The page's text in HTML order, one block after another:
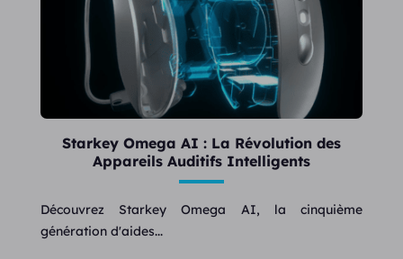
Starkey Omega AI : La Révolution des
Appareils Auditifs Intelligents
Découvrez Starkey Omega AI, la cinquième
génération d'aides...